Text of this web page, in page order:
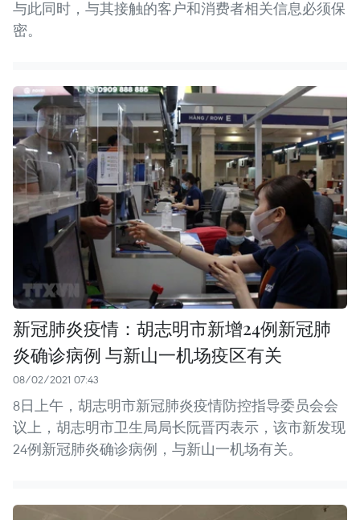
与此同时，与其接触的客户和消费者相关信息必须保
密。
新冠肺炎疫情：胡志明市新增24例新冠肺
炎确诊病例 与新山一机场疫区有关
08/02/2021 07:43
8日上午，胡志明市新冠肺炎疫情防控指导委员会会
议上，胡志明市卫生局局长阮晋丙表示，该市新发现
24例新冠肺炎确诊病例，与新山一机场有关。